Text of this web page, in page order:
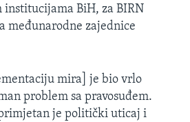
institucijama BiH, za BIRN
međunarodne zajednice
mira] je bio vrlo
problem sa pravosuđem.
je politički uticaj i